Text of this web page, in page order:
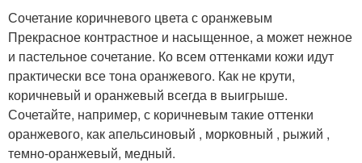
Сочетание коричневого цвета с оранжевым
Прекрасное контрастное и насыщенное, а может нежное
и пастельное сочетание. Ко всем оттенками кожи идут
практически все тона оранжевого. Как не крути,
коричневый и оранжевый всегда в выигрыше.
Сочетайте, например, с коричневым такие оттенки
оранжевого, как апельсиновый , морковный , рыжий ,
темно-оранжевый, медный.